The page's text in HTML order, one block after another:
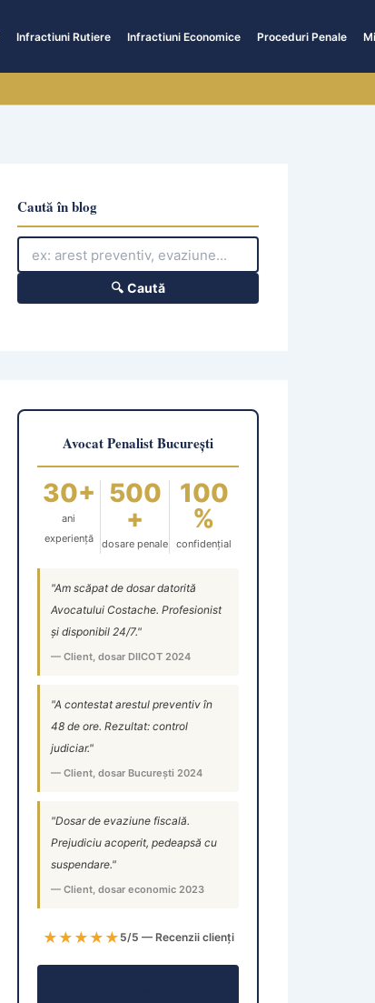
Infractiuni Rutiere Infractiuni Economice Proceduri Penale
Caută în blog
🔍 Caută
Avocat Penalist București
30+
ani
experiență
500
+
dosare penale
100
%
confidențial
"Am scăpat de dosar datorită
Avocatului Costache. Profesionist
și disponibil 24/7."
— Client, dosar DIICOT 2024
"A contestat arestul preventiv în
48 de ore. Rezultat: control
judiciar."
— Client, dosar București 2024
"Dosar de evaziune fiscală.
Prejudiciu acoperit, pedeapsă cu
suspendare."
— Client, dosar economic 2023
★★★★★ 5/5 — Recenzii clienți